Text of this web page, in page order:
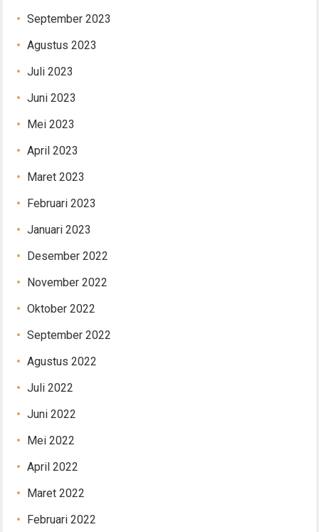
September 2023
Agustus 2023
Juli 2023
Juni 2023
Mei 2023
April 2023
Maret 2023
Februari 2023
Januari 2023
Desember 2022
November 2022
Oktober 2022
September 2022
Agustus 2022
Juli 2022
Juni 2022
Mei 2022
April 2022
Maret 2022
Februari 2022